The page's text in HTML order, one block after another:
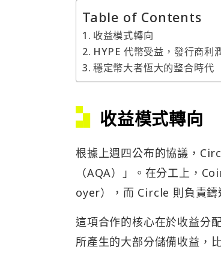
Table of Contents
收益模式轉向
HYPE 代幣受益，發行商利
穩定幣大者恆大的整合時代
收益模式轉向
根據上週四公布的協議，
（AQA）」。在分工上，
oyer），而 Circle 則負責鑄
這項合作的核心在於收益分
所產生的大部分儲備收益，